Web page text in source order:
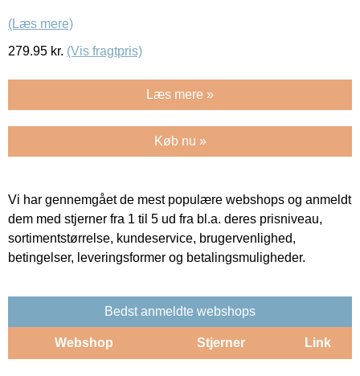
(Læs mere)
279.95 kr. (Vis fragtpris)
Læs mere »
Køb nu »
Vi har gennemgået de mest populære webshops og anmeldt
dem med stjerner fra 1 til 5 ud fra bl.a. deres prisniveau,
sortimentstørrelse, kundeservice, brugervenlighed,
betingelser, leveringsformer og betalingsmuligheder.
Bedst anmeldte webshops
Webshop Stjerner Link